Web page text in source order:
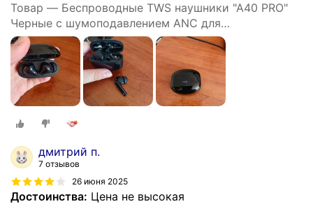
Товар — Беспроводные TWS наушники "A40 PRO"
Черные с шумоподавлением ANC для
iPhone/Android сенсорные
дмитрий п.
7 отзывов
26 июня 2025
Достоинства: Цена не высокая